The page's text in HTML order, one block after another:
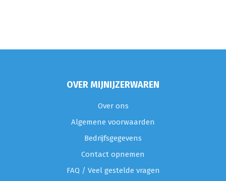
OVER MIJNIJZERWAREN
Over ons
Algemene voorwaarden
Bedrijfsgegevens
Contact opnemen
FAQ / Veel gestelde vragen